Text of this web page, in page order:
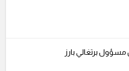
مسؤول برتغالي بارز